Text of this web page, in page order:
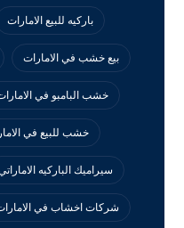
باركيه للبيع الامارات
بيع خشب في الامارات
خشب البامبو في
خشب للبيع في
سيراميك الباركيه
شركات اخشاب في